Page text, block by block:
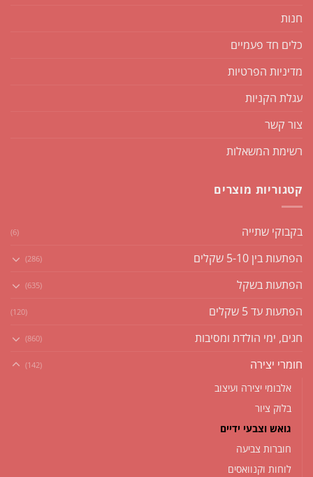
חנות
כלים חד פעמיים
מדיניות הפרטיות
עגלת הקניות
צור קשר
רשימת המשאלות
קטגוריות מוצרים
בקבוקי שתייה (6)
הפתעות בין 5-10 שקלים (286)
הפתעות בשקל (635)
הפתעות עד 5 שקלים (120)
חגים, ימי הולדת ומסיבות (860)
חומרי יצירה (142)
אלבומי יצירה ועיצוב
בלוק ציור
גואש וצבעי ידיים
חוברות צביעה
לוחות וקנוואסים